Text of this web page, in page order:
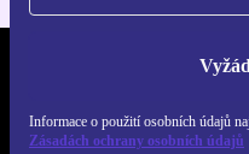
Informace o použití osobních údajů
Zásadách ochrany osobních údajů
REFURBED